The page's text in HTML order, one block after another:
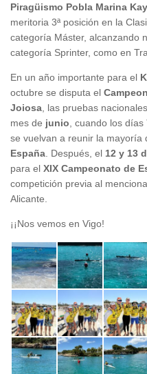
Piragüismo Pobla Marina
meritoria 3ª posición en la
categoría Máster, alcanzando
categoría Sprinter, como en
En un año importante para el
octubre se disputa el
Joiosa, las pruebas
mes de junio, cuando los días
se vuelvan a reunir la mayoría
España. Después, el 12 y 13
para el XIX Campeonato de
competición previa al
Alicante.
¡¡Nos vemos en Vigo!